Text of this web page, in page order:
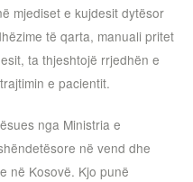
mjediset e kujdesit dytësor
të qarta, manuali pritet
ta thjeshtojë rrjedhën e
e pacientit.
nga Ministria e
në vend dhe
në Kosovë. Kjo punë